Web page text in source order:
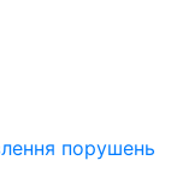
порушень